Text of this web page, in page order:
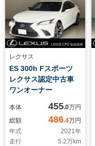
レクサス
ES 300h Fスポーツ
レクサス認定中古車
ワンオーナー
本体 455.0万円
総額
486.4万円
年式
2021年
走行
5.2万km